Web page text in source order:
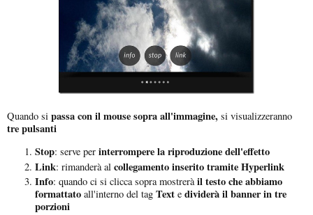
Quando si passa con il mouse sopra all'immagine, si visualizzeranno
tre pulsanti
Stop: serve per interrompere la riproduzione dell'effetto
Link: rimanderà al collegamento inserito tramite Hyperlink
Info: quando ci si clicca sopra mostreràil testo che abbiamo
formattato all'interno del tag Text e dividerà il banner in tre
porzioni